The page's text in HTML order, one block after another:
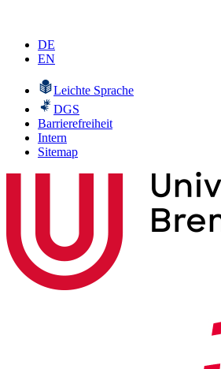
DE
EN
Leichte Sprache
DGS
Barrierefreiheit
Intern
Sitemap